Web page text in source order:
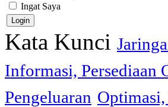
Ingat Saya
Kata Kunci
Informasi, Persediaan
Pengeluaran